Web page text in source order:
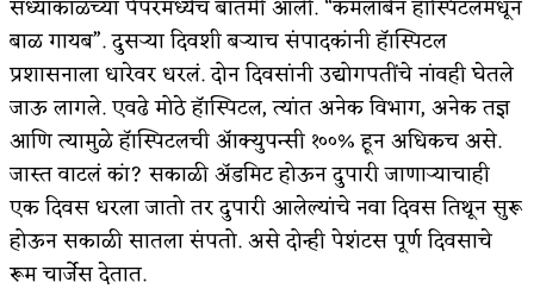
संध्याकाळच्या पेपरमध्येच बातमी आली. “कमलाबेन हॅास्पिटलमधून
बाळ गायब”. दुसऱ्या दिवशी बऱ्याच संपादकांनी हॅास्पिटल
प्रशासनाला धारेवर धरलं. दोन दिवसांनी उद्योगपतींचे नांवही घेतले
जाऊ लागले. एवढे मोठे हॅास्पिटल, त्यांत अनेक विभाग, अनेक तज्ञ
आणि त्यामुळे हॅास्पिटलची ॲाक्युपन्सी १००% हून अधिकच असे.
जास्त वाटलं कां? सकाळी ॲडमिट होऊन दुपारी जाणाऱ्याचाही
एक दिवस धरला जातो तर दुपारी आलेल्यांचे नवा दिवस तिथून सुरू
होऊन सकाळी सातला संपतो. असे दोन्ही पेशंटस पूर्ण दिवसाचे
रूम चार्जेस देतात.